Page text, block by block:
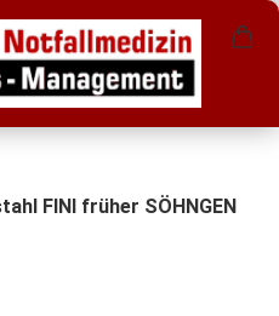
FINI früher SÖHNGEN